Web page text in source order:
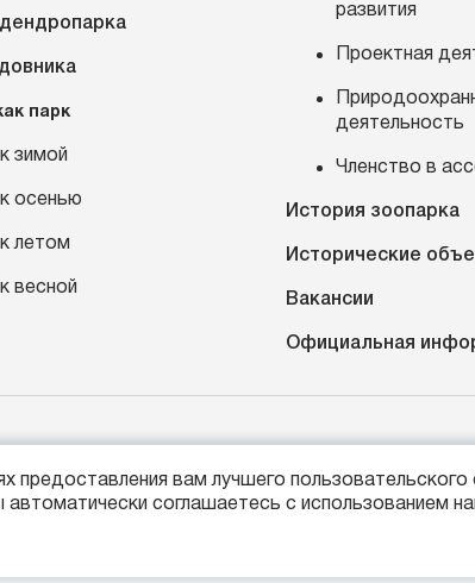
предоставления вам лучшего
соглашаетесь с использованием
парк
зимой
осенью
летом
весной
развития
Проектная
деятельность
Членство в
История зоопарка
Исторические
Вакансии
Официальная
Россия, г.